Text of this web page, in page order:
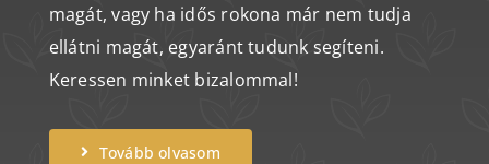
magát, vagy ha idős rokona már nem tudja
ellátni magát, egyaránt tudunk segíteni.
Keressen minket bizalommal!
Tovább olvasom